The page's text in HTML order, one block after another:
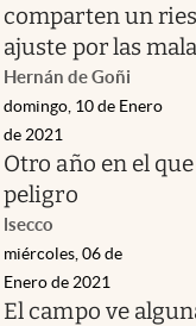
comparten un
ajuste por las
Hernán de Goñi
domingo, 10 de Enero
de 2021
Otro año en el
peligro
lsecco
miércoles, 06 de
Enero de 2021
El campo ve